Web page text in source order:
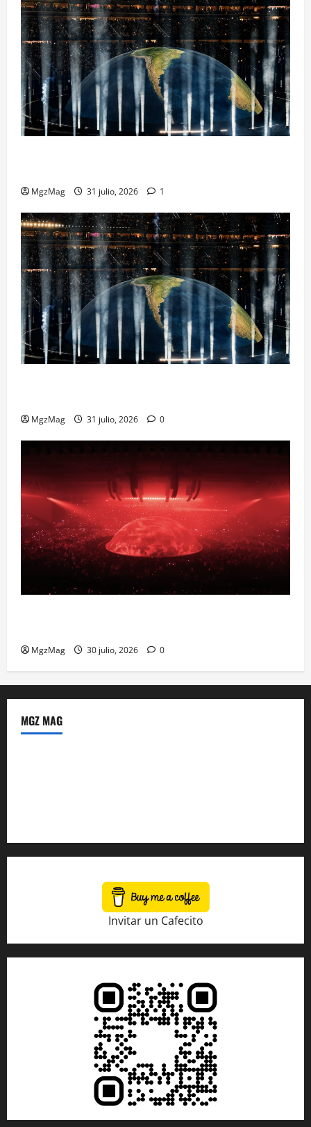
MgzMag 31 julio, 2026 1
MgzMag 31 julio, 2026 0
MgzMag 30 julio, 2026 0
MGZ MAG
Invitar un Cafecito